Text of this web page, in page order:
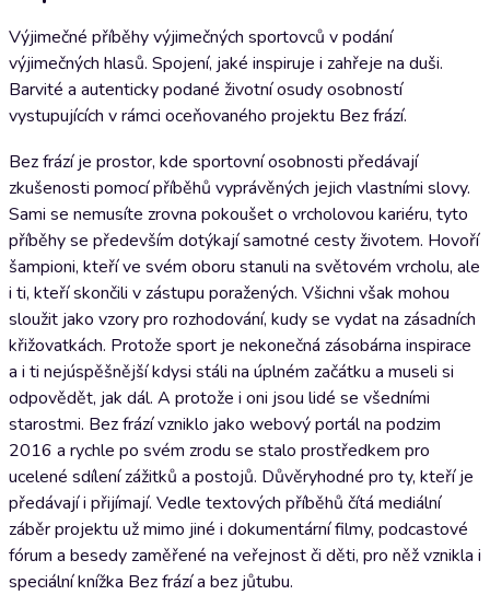
Výjimečné příběhy výjimečných sportovců v podání
výjimečných hlasů. Spojení, jaké inspiruje i zahřeje na duši.
Barvité a autenticky podané životní osudy osobností
vystupujících v rámci oceňovaného projektu Bez frází.
Bez frází je prostor, kde sportovní osobnosti předávají
zkušenosti pomocí příběhů vyprávěných jejich vlastními slovy.
Sami se nemusíte zrovna pokoušet o vrcholovou kariéru, tyto
příběhy se především dotýkají samotné cesty životem. Hovoří
šampioni, kteří ve svém oboru stanuli na světovém vrcholu, ale
i ti, kteří skončili v zástupu poražených. Všichni však mohou
sloužit jako vzory pro rozhodování, kudy se vydat na zásadních
křižovatkách. Protože sport je nekonečná zásobárna inspirace
a i ti nejúspěšnější kdysi stáli na úplném začátku a museli si
odpovědět, jak dál. A protože i oni jsou lidé se všedními
starostmi. Bez frází vzniklo jako webový portál na podzim
2016 a rychle po svém zrodu se stalo prostředkem pro
ucelené sdílení zážitků a postojů. Důvěryhodné pro ty, kteří je
předávají i přijímají. Vedle textových příběhů čítá mediální
záběr projektu už mimo jiné i dokumentární filmy, podcastové
fórum a besedy zaměřené na veřejnost či děti, pro něž vznikla i
speciální knížka Bez frází a bez jůtubu.